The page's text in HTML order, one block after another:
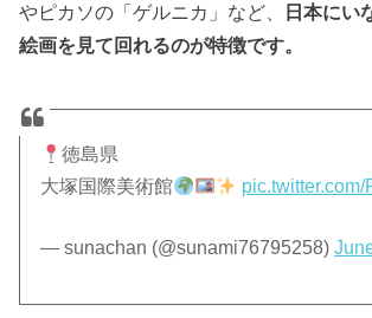
やピカソの「ゲルニカ」など、
日本にい
絵画を見て回れるのが特徴です。
徳島県
大塚国際美術館
— sunachan (@sunami76795258)